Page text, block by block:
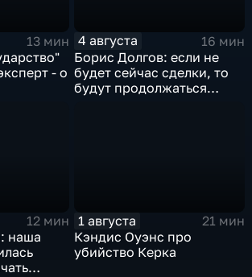
13 мин
- о
4 августа
16 мин
Борис Долгов: если не
будет сейчас сделки, то
будут продолжаться
12 мин
наша
1 августа
21 мин
Кэндис Оуэнс про
убийство Керка